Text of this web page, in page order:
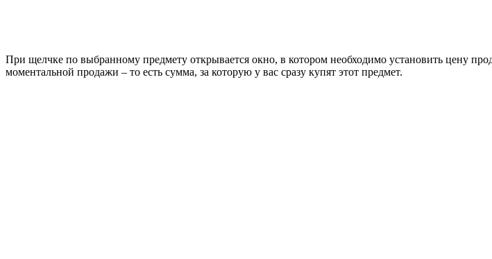
При щелчке по выбранному предмету открывается окно, в котором необходимо установить цену
моментальной продажи – то есть сумма, за которую у вас сразу купят этот предмет.